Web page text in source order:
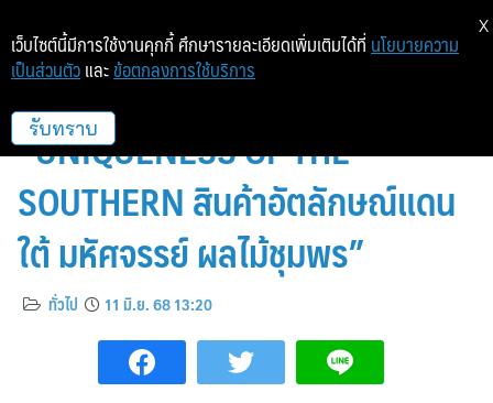
พาราไดซ์ พาร์ค ร่วมเปิดงาน
“UNIQUENESS OF THE
SOUTHERN สินค้าอัตลักษณ์แดน
ใต้ มหัศจรรย์ ผลไม้ชุมพร”
ทั่วไป 11 มิ.ย. 68 13:20
เว็บไซต์นี้มีการใช้งานคุกกี้ ศึกษารายละเอียดเพิ่มเติมได้ที่ นโยบายความ
เป็นส่วนตัว และ ข้อตกลงการใช้บริการ
รับทราบ
X